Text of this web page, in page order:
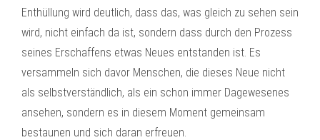
Enthüllung wird deutlich, dass das, was gleich zu sehen sein
wird, nicht einfach da ist, sondern dass durch den Prozess
seines Erschaffens etwas Neues entstanden ist. Es
versammeln sich davor Menschen, die dieses Neue nicht
als selbstverständlich, als ein schon immer Dagewesenes
ansehen, sondern es in diesem Moment gemeinsam
bestaunen und sich daran erfreuen.